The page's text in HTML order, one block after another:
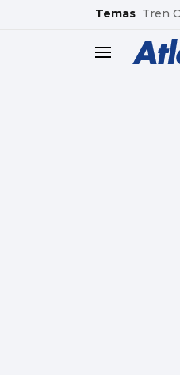
common.go-to-content
Temas Tren